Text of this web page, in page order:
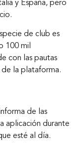
y España, pero
de club es
100 mil
con las pautas
de la plataforma.
de las
aplicación durante
esté al día.